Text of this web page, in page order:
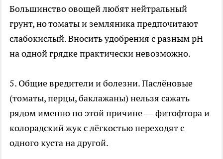
Большинство овощей любят нейтральный
грунт, но томаты и земляника предпочитают
слабокислый. Вносить удобрения с разным pH
на одной грядке практически невозможно.
5. Общие вредители и болезни. Паслёновые
(томаты, перцы, баклажаны) нельзя сажать
рядом именно по этой причине — фитофтора и
колорадский жук с лёгкостью переходят с
одного куста на другой.